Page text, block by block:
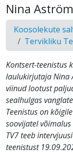
Nina
Koosolekute
Tervikliku
Kontsert-teenistus
laulukirjutaja Nina
viinud lootust
sealhulgas
Teenistus on
soovijatel võimalus
TV7 teeb
teenistust